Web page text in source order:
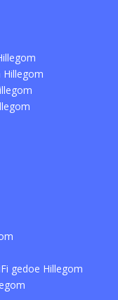
gedoe Hillegom